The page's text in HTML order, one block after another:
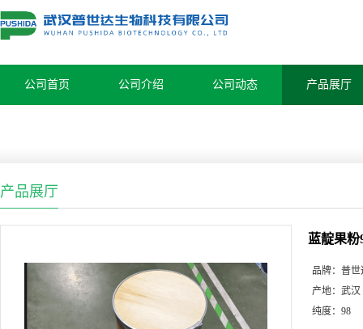
公司首页 公司介绍 公司动态 产品展厅
产品展厅
蓝靛果粉
品牌： 普世
产地： 武汉
纯度： 98